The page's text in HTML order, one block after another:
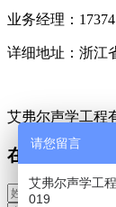
业务经理：
详细地址：浙江
艾弗尔声学工程
在线留言
请您留言
艾弗尔声学工
019